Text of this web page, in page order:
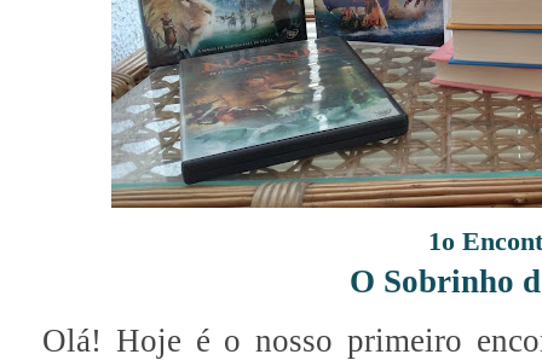
1o
O Sobrinho
Olá! Hoje é o nosso primeiro